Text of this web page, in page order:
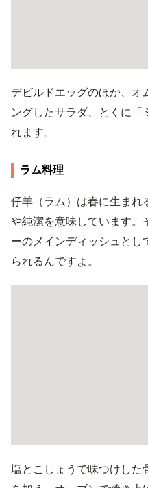
デビルドエッグのほか、
ングしたサラダ、とくに「
れます。
ラム料理
仔羊（ラム）は春に生まれ
や純潔を意味しています。
ーのメインディッシュと
られるんですよ。
塩とこしょうで味つけした